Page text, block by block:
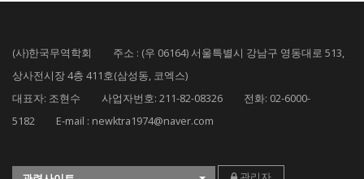
(사)한국무역학회 주소 : (우 06164) 서울특별시 강남구 영동대로 513,
상사전시장 4층 411호(삼성동, 코엑스)
대표자: 조현수 사업자번호: 211-82-08326 전화: 02-6000-
5182 E-mail : newktra1974@naver.com